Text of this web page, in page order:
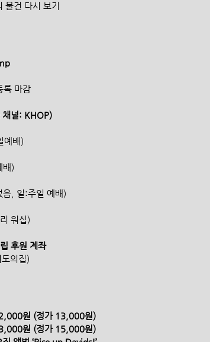
물건 다시 보기
록 마감
채널: KHOP)
예배)
배)
, 일:주일 예배)
워십)
후원 계좌
의집)
원 (정가 13,000원)
원 (정가 15,000원)